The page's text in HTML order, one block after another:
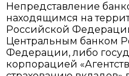
Непредставление
находящимся на
Российской
Центральным банком
Федерации, либо
корпорацией